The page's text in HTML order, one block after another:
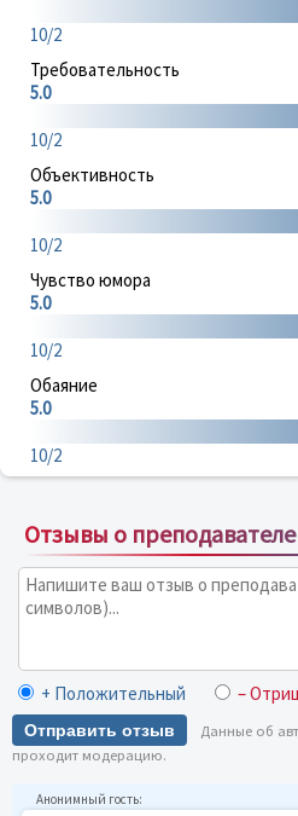
10/2
Требовательность
5.0
10/2
Объективность
5.0
10/2
Чувство юмора
5.0
10/2
Обаяние
5.0
10/2
Отзывы о преподавателе
+ Положительный –
Отправить отзыв
Данные об
проходит модерацию.